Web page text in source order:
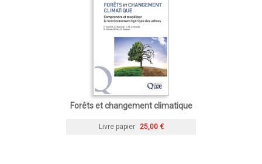
Forêts et changement climatique
Livre papier 25,00 €